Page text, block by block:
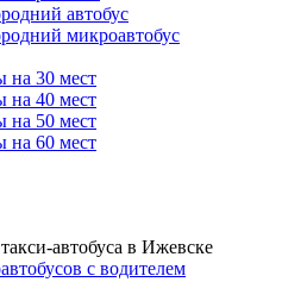
автобус
микроавтобус
на 30 мест
на 40 мест
на 50 мест
на 60 мест
такси-автобуса в Ижевске
с водителем